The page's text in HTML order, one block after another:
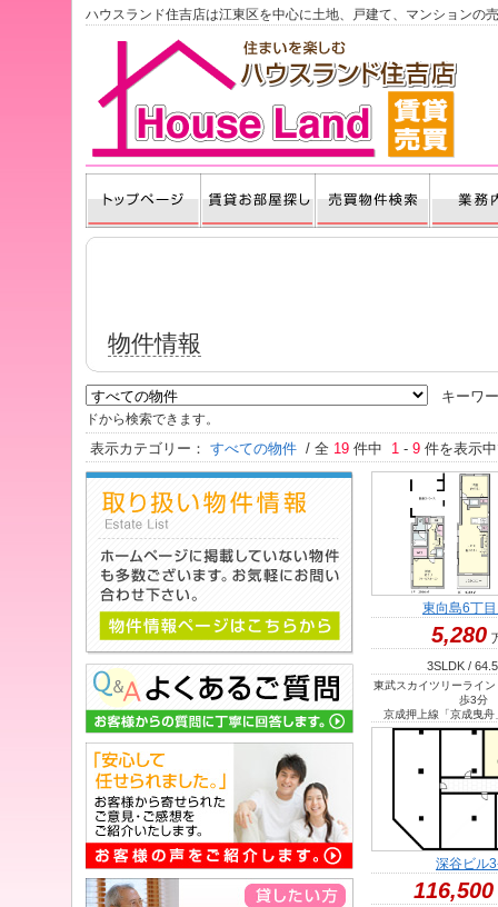
ハウスランド住吉店は江東区を中心に土地、戸建て、マンションの
物件情報
キーワ
ドから検索できます。
表示カテゴリー： すべての物件 / 全 19 件中 1 - 9 件を表示
東向島6丁
5,280
3SLDK /
東武スカイツリーライ
歩3分
京成押上線「京成曳舟
深谷ビル
116,500